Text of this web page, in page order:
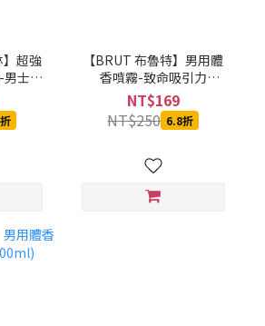
】超強
士專
【BRUT 布魯特】男用體
香噴霧-致命吸引力
(200ml)
NT$169
NT$250 6.8折